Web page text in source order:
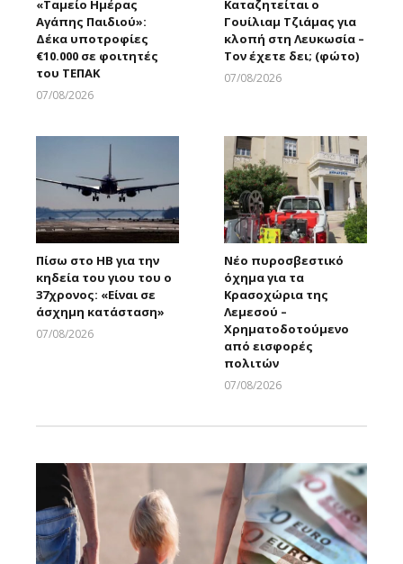
«Ταμείο Ημέρας
Αγάπης Παιδιού»:
Δέκα υποτροφίες
€10.000 σε φοιτητές
του ΤΕΠΑΚ
07/08/2026
Καταζητείται ο
Γουίλιαμ Τζιάμας για
κλοπή στη Λευκωσία –
Τον έχετε δει; (φώτο)
07/08/2026
Πίσω στο ΗΒ για την
κηδεία του γιου του ο
37χρονος: «Είναι σε
άσχημη κατάσταση»
07/08/2026
Νέο πυροσβεστικό
όχημα για τα
Κρασοχώρια της
Λεμεσού –
Χρηματοδοτούμενο
από εισφορές
πολιτών
07/08/2026